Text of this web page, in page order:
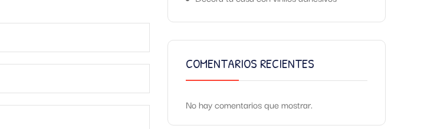
COMENTARIOS RECIENTES
No hay comentarios que mostrar.